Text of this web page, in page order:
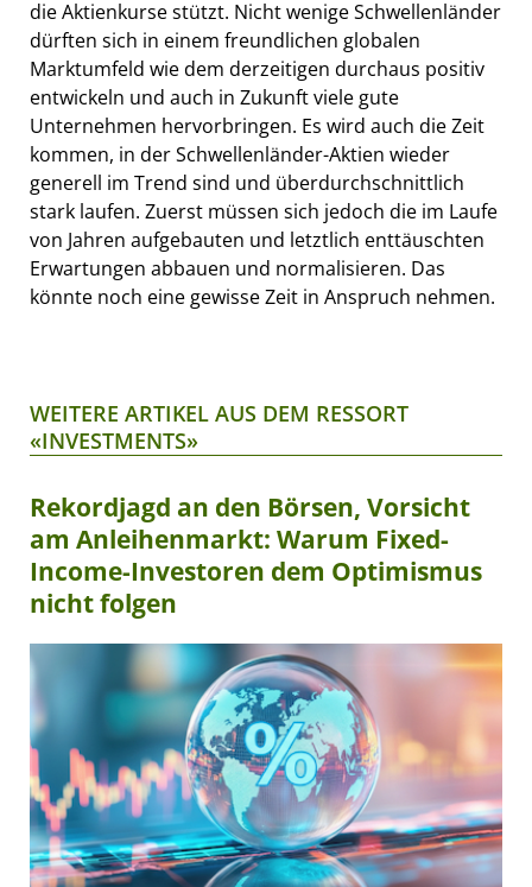
die Aktienkurse stützt. Nicht wenige Schwellenländer
dürften sich in einem freundlichen globalen
Marktumfeld wie dem derzeitigen durchaus positiv
entwickeln und auch in Zukunft viele gute
Unternehmen hervorbringen. Es wird auch die Zeit
kommen, in der Schwellenländer-Aktien wieder
generell im Trend sind und überdurchschnittlich
stark laufen. Zuerst müssen sich jedoch die im Laufe
von Jahren aufgebauten und letztlich enttäuschten
Erwartungen abbauen und normalisieren. Das
könnte noch eine gewisse Zeit in Anspruch nehmen.
WEITERE ARTIKEL AUS DEM RESSORT
«INVESTMENTS»
Rekordjagd an den Börsen, Vorsicht
am Anleihenmarkt: Warum Fixed-
Income-Investoren dem Optimismus
nicht folgen